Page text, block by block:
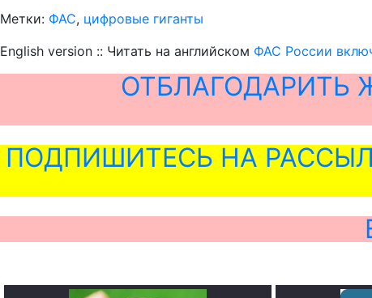
Метки: ФАС, цифровые гиганты
English version :: Читать на английском ФАС России
ОТБЛАГОДАРИТЬ
ПОДПИШИТЕСЬ НА